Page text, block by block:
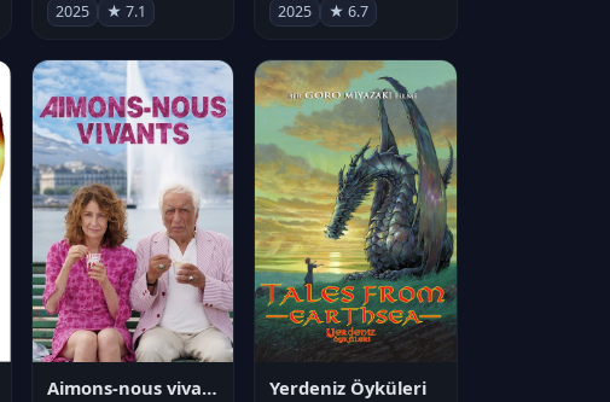
2025 ★ 7.1 2025 ★ 6.7
Aimons-nous vivants Yerdeniz Öyküleri